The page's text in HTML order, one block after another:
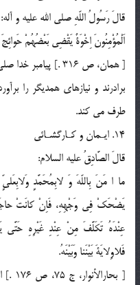
قالَ رَسُولُ اللّهِ صلي الله عليه و آله:
اَلْمُؤْمِنُونَ اِخْوَةٌ يَقْضِى بَعْضُهُمْ
[ همان، ص 316 .]
برادرند و نيازهاى همديگر را
طرف مى كند.
14. ايـمان و كـارگشـائى
قالَ الصَّادِقُ عليه السلام:
ما ا مَنَ بِاللّهَ وَ لابِمُحَمَّدٍ
يَضْحَكْ فِى وَجْهِهِ، فَاِنْ كانَتْ
عِنْدَهُ تَكَلَّفَ مِنْ عِنْدِ غَيْرِهِ حَتَّى
فَلاوِلايَةَ بَيْنَنا وَبَيْنَهُ.
[